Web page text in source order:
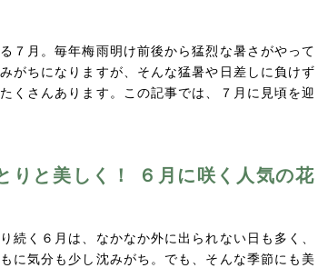
７月。毎年梅雨明け前後から猛烈な暑さがやって
がちになりますが、そんな猛暑や日差しに負けず
くさんあります。この記事では、７月に見頃を迎
りと美しく！ ６月に咲く人気の花
続く６月は、なかなか外に出られない日も多く、
に気分も少し沈みがち。でも、そんな季節にも美